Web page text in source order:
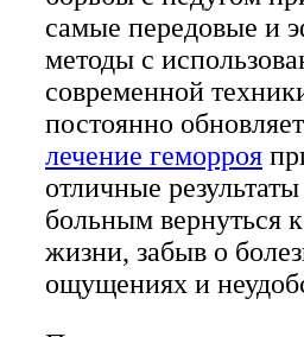
самые передовые и
методы с
современной
постоянно
лечение геморроя
отличные
больным вернуться
жизни, забыв о
ощущениях и